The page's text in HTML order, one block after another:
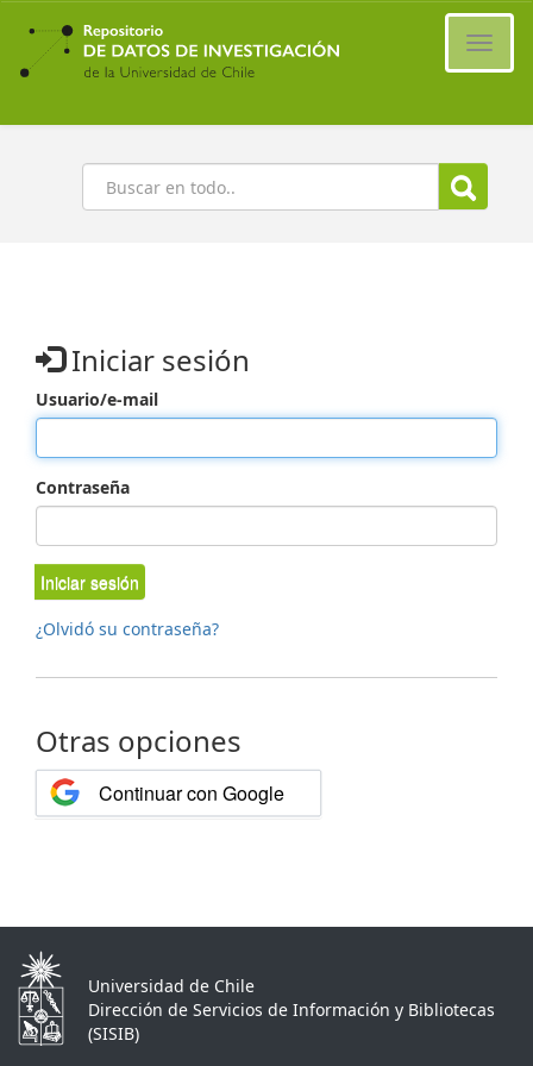
Ir
contenido
principal
Buscar
Iniciar sesión
Usuario/e-mail
Contraseña
Iniciar sesión
¿Olvidó su contraseña?
Otras opciones
Continuar con Google
Universidad de Chile
Dirección de Servicios de Información y Bibliotecas
(SISIB)